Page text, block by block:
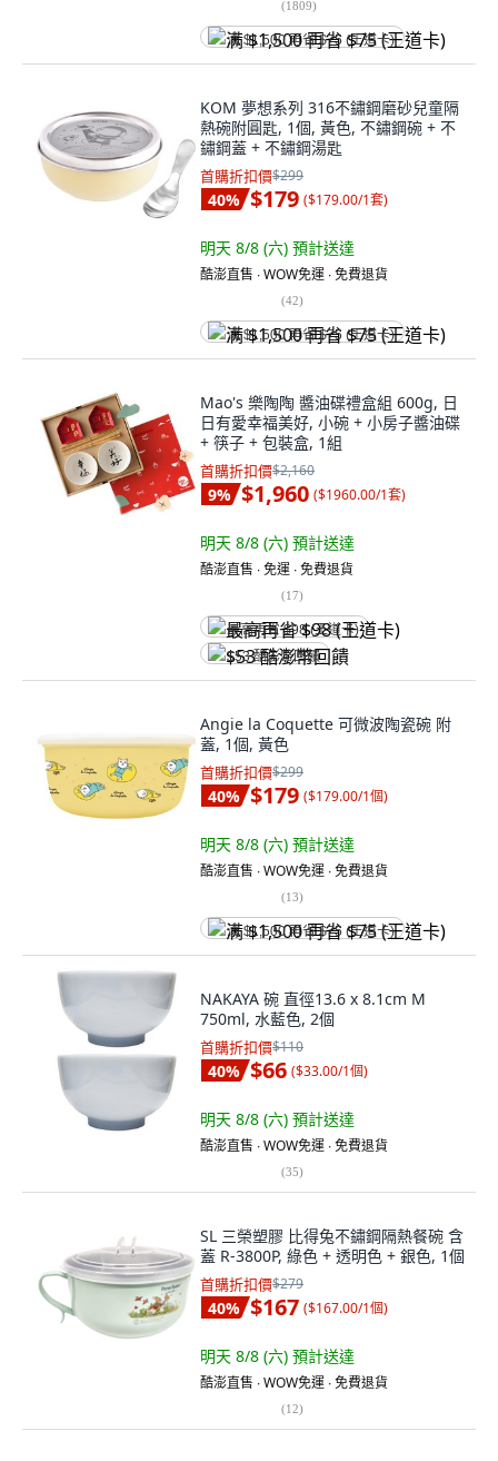
(1809)
满 $1,500 再省 $75 (王道卡)
KOM 夢想系列 316不鏽鋼磨砂兒童隔
熱碗附圓匙, 1個, 黃色, 不鏽鋼碗 + 不
鏽鋼蓋 + 不鏽鋼湯匙
首購折扣價$299
40% $179 ($179.00/1套)
明天 8/8 (六) 預計送達
酷澎直售 ∙ WOW免運 ∙ 免費退貨
(42)
满 $1,500 再省 $75 (王道卡)
Mao's 樂陶陶 醬油碟禮盒組 600g, 日
日有愛幸福美好, 小碗 + 小房子醬油碟
+ 筷子 + 包裝盒, 1組
首購折扣價$2,160
9% $1,960 ($1960.00/1套)
明天 8/8 (六) 預計送達
酷澎直售 ∙ 免運 ∙ 免費退貨
(17)
最高再省 $98 (王道卡)
$53 酷澎幣回饋
Angie la Coquette 可微波陶瓷碗 附
蓋, 1個, 黃色
首購折扣價$299
40% $179 ($179.00/1個)
明天 8/8 (六) 預計送達
酷澎直售 ∙ WOW免運 ∙ 免費退貨
(13)
满 $1,500 再省 $75 (王道卡)
NAKAYA 碗 直徑13.6 x 8.1cm M
750ml, 水藍色, 2個
首購折扣價$110
40% $66 ($33.00/1個)
明天 8/8 (六) 預計送達
酷澎直售 ∙ WOW免運 ∙ 免費退貨
(35)
SL 三榮塑膠 比得兔不鏽鋼隔熱餐碗 含
蓋 R-3800P, 綠色 + 透明色 + 銀色, 1個
首購折扣價$279
40% $167 ($167.00/1個)
明天 8/8 (六) 預計送達
酷澎直售 ∙ WOW免運 ∙ 免費退貨
(12)